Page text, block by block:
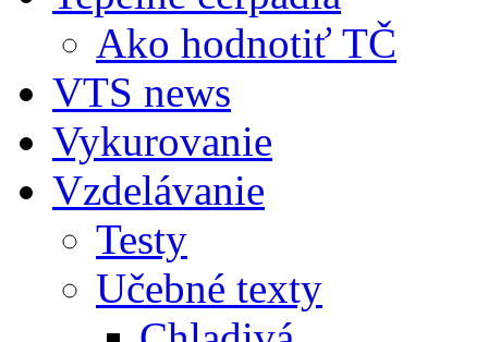
Ako hodnotiť TČ
VTS news
Vykurovanie
Vzdelávanie
Testy
Učebné texty